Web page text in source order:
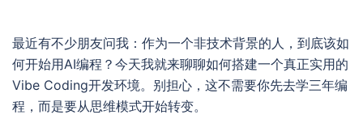
最近有不少朋友问我：作为一个非技术背景的人，到底该如
何开始用AI编程？今天我就来聊聊如何搭建一个真正实用的
Vibe Coding开发环境。别担心，这不需要你先去学三年编
程，而是要从思维模式开始转变。